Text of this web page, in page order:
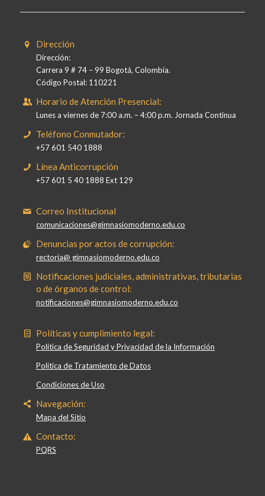
Dirección
Dirección:
Carrera 9 # 74 – 99 Bogotá, Colombia.
Código Postal: 110221
Horario de Atención Presencial:
Lunes a viernes de 7:00 a.m. – 4:00 p.m. Jornada Continua
Teléfono Conmutador:
+57 601 540 1888
Línea Anticorrupción
+57 601 5 40 1888 Ext 129
Correo Institucional
comunicaciones@gimnasiomoderno.edu.co
Denuncias por actos de corrupción:
rectoria@ gimnasiomoderno.edu.co
Notificaciones judiciales, administrativas, tributarias
o de órganos de control:
notificaciones@gimnasiomoderno.edu.co
Políticas y cumplimiento legal:
Política de Seguridad y Privacidad de la Información
Política de Tratamiento de Datos
Condiciones de Uso
Navegación:
Mapa del Sitio
Contacto:
PQRS